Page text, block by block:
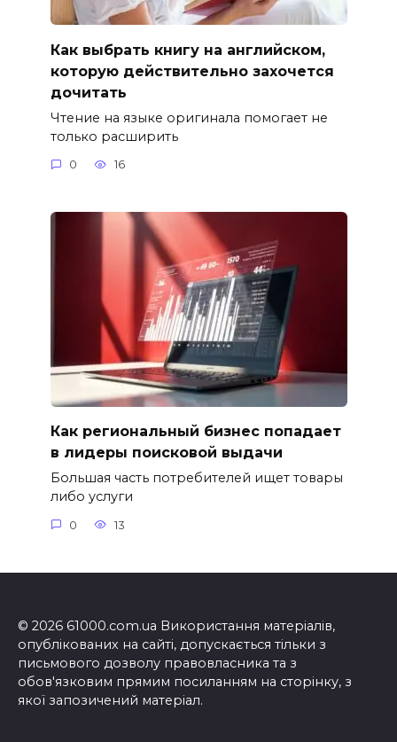
Как выбрать книгу на английском,
которую действительно захочется
дочитать
Чтение на языке оригинала помогает не
только расширить
0 16
Как региональный бизнес попадает
в лидеры поисковой выдачи
Большая часть потребителей ищет товары
либо услуги
0 13
© 2026 61000.com.ua Використання матеріалів,
опублікованих на сайті, допускається тільки з
письмового дозволу правовласника та з
обов'язковим прямим посиланням на сторінку, з
якої запозичений матеріал.